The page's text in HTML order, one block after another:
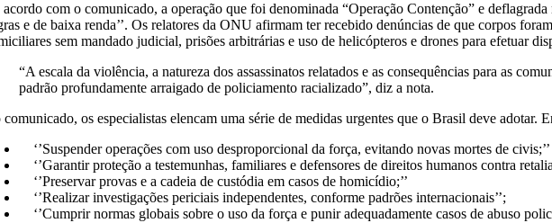
acordo com o comunicado, a operação que foi denominada “Operação Contenção” e
e de baixa renda’’. Os relatores da ONU afirmam ter recebido denúncias de que corpos
sem mandado judicial, prisões arbitrárias e uso de helicópteros e drones para efetuar
“A escala da violência, a natureza dos assassinatos relatados e as consequências para as
padrão profundamente arraigado de policiamento racializado”, diz a nota.
comunicado, os especialistas elencam uma série de medidas urgentes que o Brasil deve adotar.
‘’Suspender operações com uso desproporcional da força, evitando novas mortes de civis;’’
‘’Garantir proteção a testemunhas, familiares e defensores de direitos humanos contra
‘’Preservar provas e a cadeia de custódia em casos de homicídio;’’
‘’Realizar investigações periciais independentes, conforme padrões internacionais’’;
‘’Cumprir normas globais sobre o uso da força e punir adequadamente casos de abuso